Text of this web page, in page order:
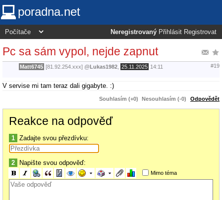
poradna.net
Neregistrovaný Přihlásit Registrovat
Pc sa sám vypol, nejde zapnut
Matt6745 [81.92.254.xxx] @Lukas1982 25.11.2025 14:11 #19
V servise mi tam teraz dali gigabyte. :)
Souhlasím (+0) Nesouhlasím (-0) Odpovědět
Reakce na odpověď
1 Zadajte svou přezdívku:
2 Napište svou odpověď:
Mimo téma